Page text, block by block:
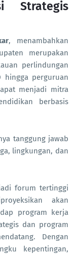
Strategis
, menambahkan
merupakan
perlindungan
hingga perguruan
menjadi mitra
berbasis
tanggung jawab
lingkungan, dan
forum tertinggi
akan
program kerja
dan program
Dengan
kepentingan,